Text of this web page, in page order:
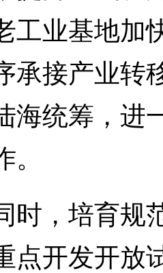
工业基地加
承接产业转
海统筹，进
，培育规
点开发开放